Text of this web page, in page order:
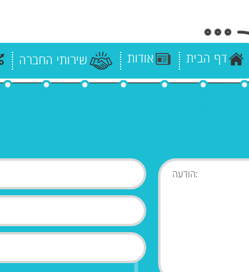
דף הבית אודות שירותי החברה